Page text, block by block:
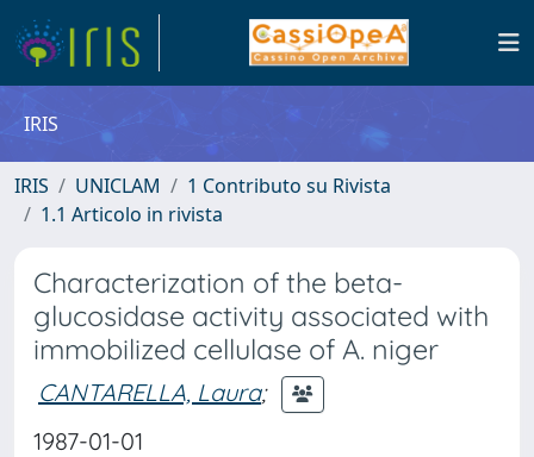
IRIS
IRIS UNICLAM
1 Contributo su Rivista
1.1 Articolo in rivista
Characterization of the beta-
glucosidase activity associated with
immobilized cellulase of A. niger
CANTARELLA, Laura;
1987-01-01